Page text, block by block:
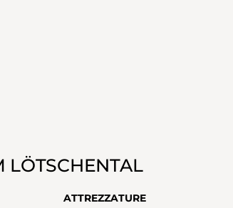
LÖTSCHENTAL
ATTREZZATURE